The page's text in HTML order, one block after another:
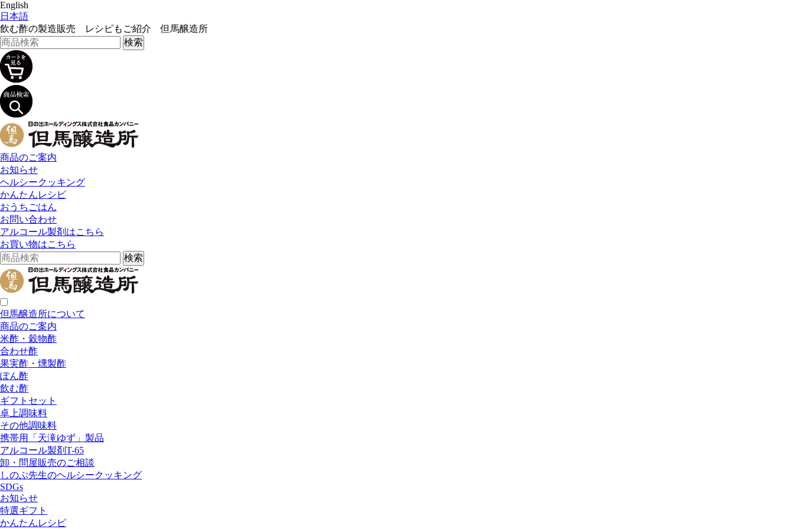
English
日本語
飲む酢の製造販売 レシピもご紹介 但馬醸造所
商品のご案内
お知らせ
ヘルシークッキング
かんたんレシピ
おうちごはん
お問い合わせ
アルコール製剤はこちら
お買い物はこちら
但馬醸造所について
商品のご案内
米酢・穀物酢
合わせ酢
果実酢・燻製酢
ぽん酢
飲む酢
ギフトセット
卓上調味料
その他調味料
携帯用「天滝ゆず」製品
アルコール製剤T-65
卸・問屋販売のご相談
しのぶ先生のヘルシークッキング
SDGs
お知らせ
特選ギフト
かんたんレシピ